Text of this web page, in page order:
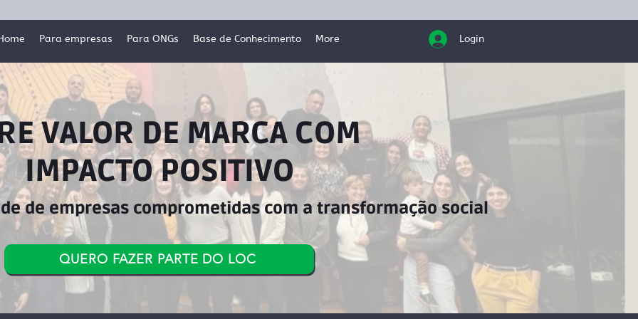
Para empresas Para ONGs Base de Conhecimento More Login
VALOR DE MARCA COM
IMPACTO POSITIVO
de empresas comprometidas com a transformação social
QUERO FAZER PARTE DO LOC